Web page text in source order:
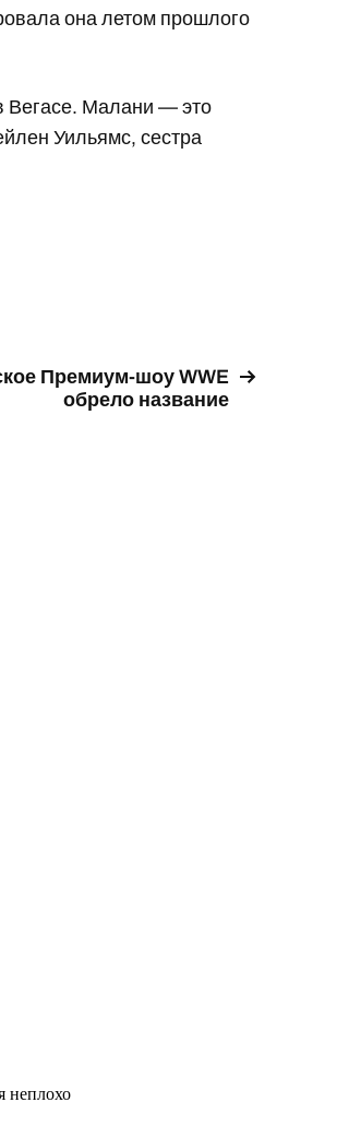
она летом прошлого
Вегасе. Малани — это
Уильямс, сестра
Премиум-шоу WWE
обрело название